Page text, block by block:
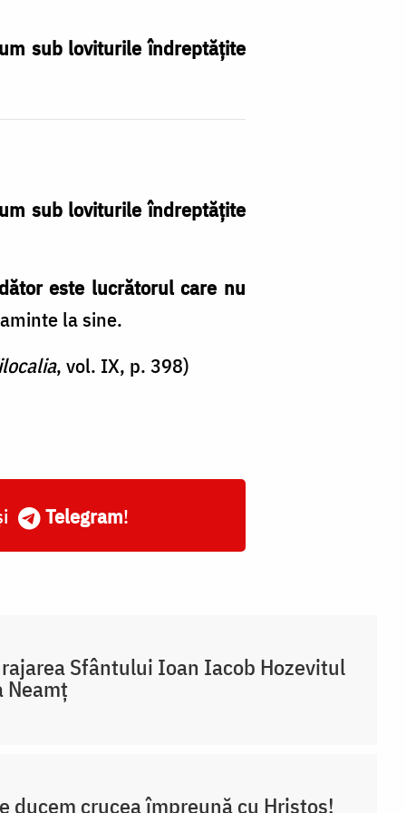
sub loviturile îndreptățite
sub loviturile îndreptățite
este lucrătorul care nu
la sine.
, vol. IX, p. 398)
Telegram!
Sfântului Ioan Iacob Hozevitul
Neamț
ducem crucea împreună cu Hristos!